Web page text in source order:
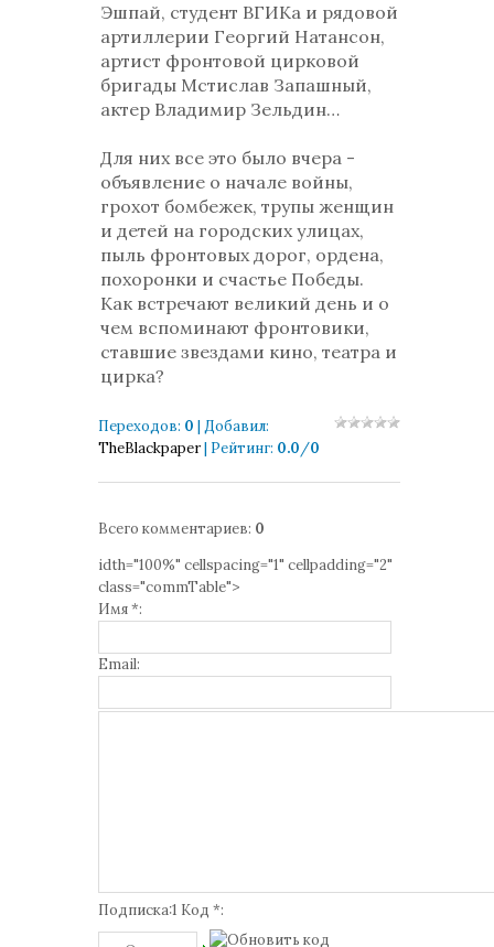
Эшпай, студент ВГИКа и рядовой
артиллерии Георгий Натансон,
артист фронтовой цирковой
бригады Мстислав Запашный,
актер Владимир Зельдин…
Для них все это было вчера -
объявление о начале войны,
грохот бомбежек, трупы женщин
и детей на городских улицах,
пыль фронтовых дорог, ордена,
похоронки и счастье Победы.
Как встречают великий день и о
чем вспоминают фронтовики,
ставшие звездами кино, театра и
цирка?
Переходов: 0 | Добавил:
TheBlackpaper| Рейтинг: 0.0/0
Всего комментариев: 0
idth="100%" cellspacing="1" cellpadding="2"
class="commTable">
Имя *:
Email:
Подписка:1 Код *: